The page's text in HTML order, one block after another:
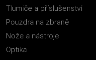
Tlumiče a příslušenství
Pouzdra na zbraně
Nože a nástroje
Optika